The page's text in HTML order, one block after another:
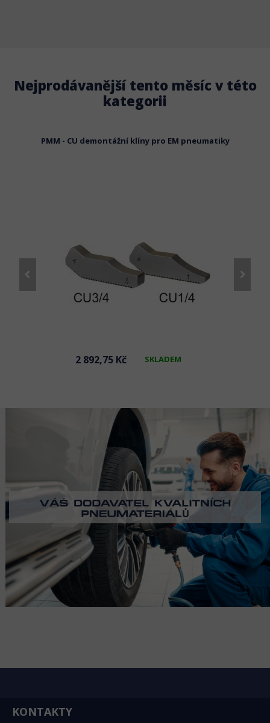
Nejprodávanější tento měsíc v této
kategorii
PMM - CU demontážní klíny pro EM pneumatiky
2 892,75 Kč SKLADEM
KONTAKTY